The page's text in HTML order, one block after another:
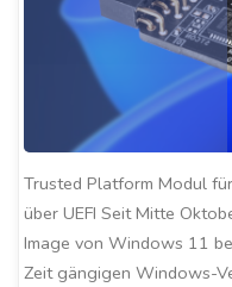
Trusted Platform Modul
über UEFI Seit Mitte
Image von Windows 11
Zeit gängigen Windows-